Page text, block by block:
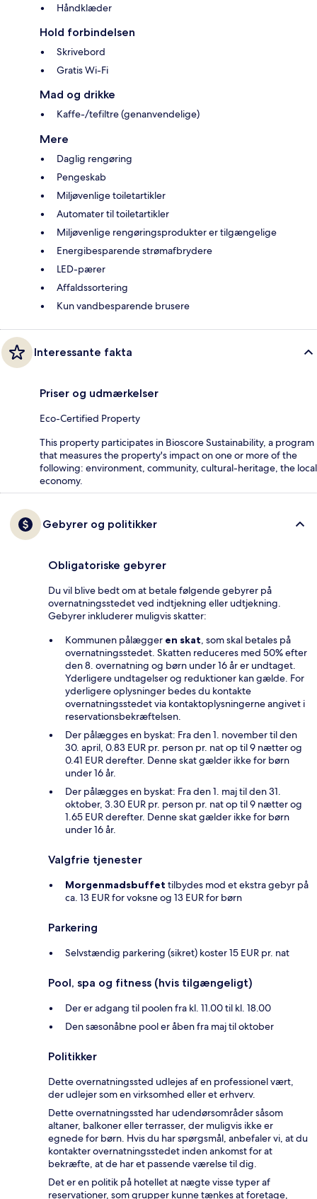
Håndklæder
Hold forbindelsen
Skrivebord
Gratis Wi-Fi
Mad og drikke
Kaffe-/tefiltre (genanvendelige)
Mere
Daglig rengøring
Pengeskab
Miljøvenlige toiletartikler
Automater til toiletartikler
Miljøvenlige rengøringsprodukter er tilgængelige
Energibesparende strømafbrydere
LED-pærer
Affaldssortering
Kun vandbesparende brusere
Interessante fakta
Priser og udmærkelser
Eco-Certified Property
This property participates in Bioscore Sustainability, a program
that measures the property's impact on one or more of the
following: environment, community, cultural-heritage, the local
economy.
Gebyrer og politikker
Obligatoriske gebyrer
Du vil blive bedt om at betale følgende gebyrer på
overnatningsstedet ved indtjekning eller udtjekning.
Gebyrer inkluderer muligvis skatter:
Kommunen pålægger en skat, som skal betales på
overnatningsstedet. Skatten reduceres med 50% efter
den 8. overnatning og børn under 16 år er undtaget.
Yderligere undtagelser og reduktioner kan gælde. For
yderligere oplysninger bedes du kontakte
overnatningsstedet via kontaktoplysningerne angivet i
reservationsbekræftelsen.
Der pålægges en byskat: Fra den 1. november til den
30. april, 0.83 EUR pr. person pr. nat op til 9 nætter og
0.41 EUR derefter. Denne skat gælder ikke for børn
under 16 år.
Der pålægges en byskat: Fra den 1. maj til den 31.
oktober, 3.30 EUR pr. person pr. nat op til 9 nætter og
1.65 EUR derefter. Denne skat gælder ikke for børn
under 16 år.
Valgfrie tjenester
Morgenmadsbuffet tilbydes mod et ekstra gebyr på
ca. 13 EUR for voksne og 13 EUR for børn
Parkering
Selvstændig parkering (sikret) koster 15 EUR pr. nat
Pool, spa og fitness (hvis tilgængeligt)
Der er adgang til poolen fra kl. 11.00 til kl. 18.00
Den sæsonåbne pool er åben fra maj til oktober
Politikker
Dette overnatningssted udlejes af en professionel vært,
der udlejer som en virksomhed eller et erhverv.
Dette overnatningssted har udendørsområder såsom
altaner, balkoner eller terrasser, der muligvis ikke er
egnede for børn. Hvis du har spørgsmål, anbefaler vi, at du
kontakter overnatningsstedet inden ankomst for at
bekræfte, at de har et passende værelse til dig.
Det er en politik på hotellet at nægte visse typer af
reservationer, som grupper kunne tænkes at foretage,